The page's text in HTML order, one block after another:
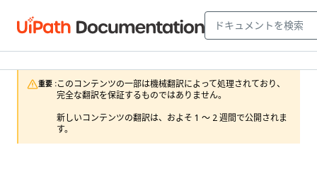
重要 :このコンテンツの一部は機械翻訳によって処理されており、
完全な翻訳を保証するものではありません。
新しいコンテンツの翻訳は、およそ 1 ～ 2 週間で公開されま
す。